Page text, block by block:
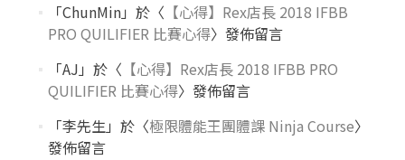
「ChunMin」於〈 【心得】Rex店長 2018 IFBB
PRO QUILIFIER 比賽心得〉發佈留言
「AJ 」於〈 【心得】Rex店長 2018 IFBB PRO
QUILIFIER 比賽心得〉發佈留言
「李先生」於〈極限體能王團體課 Ninja Course〉
發佈留言